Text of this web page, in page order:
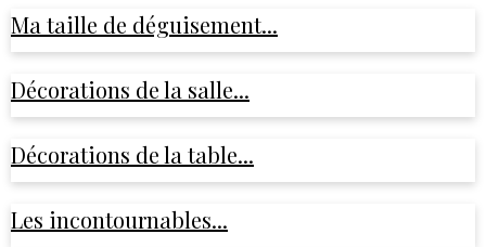
Ma taille de déguisement...
Décorations de la salle...
Décorations de la table...
Les incontournables...